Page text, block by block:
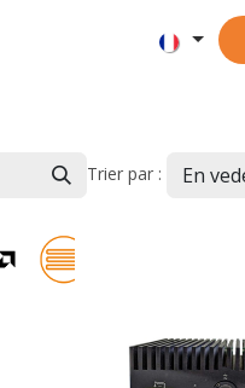
Trier par : En